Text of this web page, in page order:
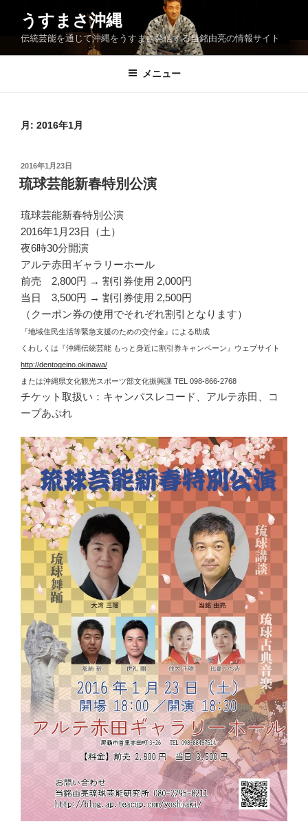
ン
うすまさ沖縄
伝統芸能を通じて沖縄をうすまさ発信する当銘由亮の情報サイト
メニュー
月: 2016年1月
投
稿
日:
2016年1月23日
琉球芸能新春特別公演
琉球芸能新春特別公演
2016年1月23日（土）
夜6時30分開演
アルテ赤田ギャラリーホール
前売 2,800円 → 割引券使用 2,000円
当日 3,500円 → 割引券使用 2,500円
（クーポン券の使用でそれぞれ割引となります）
『地域住民生活等緊急支援のための交付金』による助成
くわしくは『沖縄伝統芸能 もっと身近に割引券キャンペーン』ウェブサイト
http://dentogeino.okinawa/
または沖縄県文化観光スポーツ部文化振興課 TEL 098-866-2768
チケット取扱い：キャンパスレコード、アルテ赤田、コ
ープあぷれ